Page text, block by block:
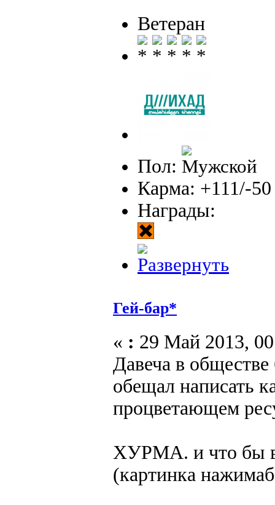
Ветеран
Пол:
Карма: +111/-50
Награды:
Гей-бар*
« : 29 Май 2013,
Давеча в
обещал написать
процветающем
ХУРМА. и что бы
(картинка